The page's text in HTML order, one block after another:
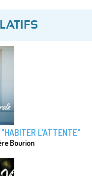
"HABITER L'ATTENTE"
Bourion